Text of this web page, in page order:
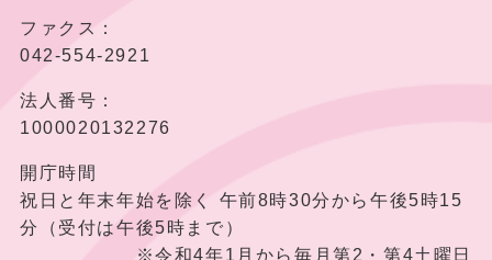
ファクス：
042-554-2921
法人番号：
1000020132276
開庁時間
祝日と年末年始を除く 午前8時30分から午後5時15
分（受付は午後5時まで）
※令和4年1月から毎月第2・第4土曜日